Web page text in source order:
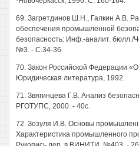
69. Загретдинов Ш.Н., Галкин A.B.
обеспечения промышленной
безопасность: Инф.-аналит. бюлл./
№3. - С.34-36.
70. Закон Российской Федерации
Юридическая литература, 1992.
71. Звягинцева Г.В. Анализ
РГОТУПС, 2000. - 40с.
72. Зозуля И.В. Основы
Характеристика промышленного